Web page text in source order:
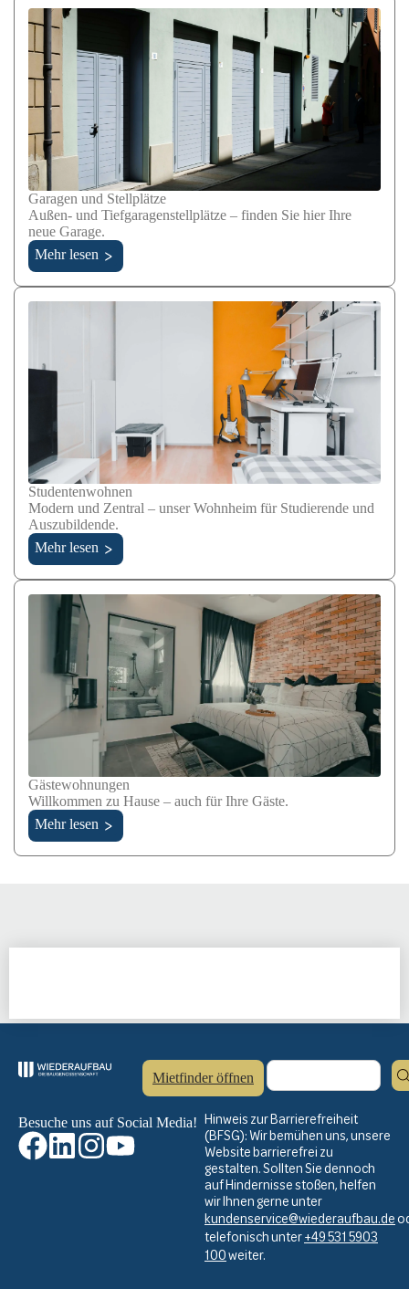
Garagen und Stellplätze
Außen- und Tiefgaragenstellplätze – finden Sie hier Ihre
neue Garage.
Mehr lesen
Studentenwohnen
Modern und Zentral – unser Wohnheim für Studierende und
Auszubildende.
Mehr lesen
Gästewohnungen
Willkommen zu Hause – auch für Ihre Gäste.
Mehr lesen
Mietfinder öffnen
Besuche uns auf Social Media! Hinweis zur Barrierefreiheit
(BFSG): Wir bemühen uns, unsere
Website barrierefrei zu
gestalten. Sollten Sie dennoch
auf Hindernisse stoßen, helfen
wir Ihnen gerne unter
kundenservice@wiederaufbau.de
telefonisch unter+49 531 5903
100weiter.